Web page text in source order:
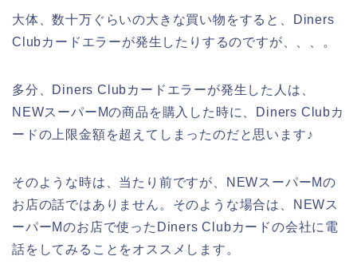
大体、数十万ぐらいの大きな買い物をすると、Diners
Clubカードエラーが発生したりするのですが、、、。
多分、Diners Clubカードエラーが発生した人は、
NEWスーパーMの商品を購入した時に、Diners Clubカ
ードの上限金額を超えてしまったのだと思います♪
そのような時は、当たり前ですが、NEWスーパーMの
お店の話ではありません。そのような場合は、NEWス
ーパーMのお店で使ったDiners Clubカードの会社に電
話をしてみることをオススメします。